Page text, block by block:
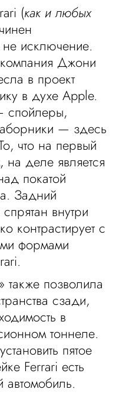
(как и любых
исключение.
Джони
в проект
в духе Apple.
спойлеры,
— здесь
что на первый
на деле является
покатой
Задний
внутри
контрастирует с
формами
также позволила
сзади,
в
тоннеле.
пятое
Ferrari есть